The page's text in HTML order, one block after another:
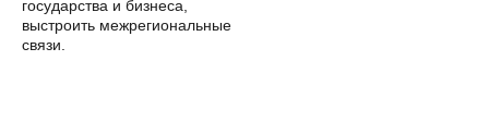
государства и бизнеса,
выстроить межрегиональные
связи.